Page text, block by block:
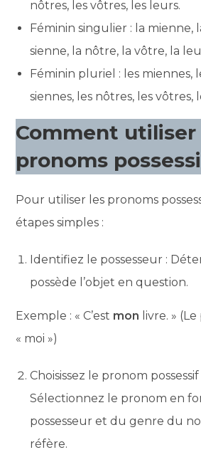
nôtres, les vôtres, les leurs.
Féminin singulier : la mienne,
sienne, la nôtre, la vôtre, la
Féminin pluriel : les miennes,
siennes, les nôtres, les vôtres,
Comment utiliser
pronoms
Pour utiliser les pronoms
étapes simples :
Identifiez le possesseur :
possède l’objet en question.
Exemple : « C’est mon livre. »
« moi »)
Choisissez le pronom
Sélectionnez le pronom en
possesseur et du genre du
réfère.